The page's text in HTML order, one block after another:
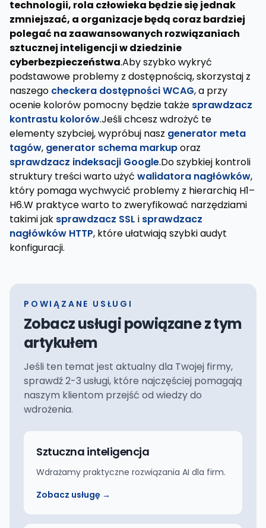
technologii, rola człowieka będzie się jednak
zmniejszać, a organizacje będą coraz bardziej
polegać na zaawansowanych rozwiązaniach
sztucznej inteligencji w dziedzinie
cyberbezpieczeństwa.Aby szybko wykryć
podstawowe problemy z dostępnością, skorzystaj z
naszego checkera dostępności WCAG, a przy
ocenie kolorów pomocny będzie także sprawdzacz
kontrastu kolorów.Jeśli chcesz wdrożyć te
elementy szybciej, wypróbuj nasz generator meta
tagów, generator schema markuporaz
sprawdzacz indeksacji Google.Do szybkiej kontroli
struktury treści warto użyć walidatora nagłówków,
który pomaga wychwycić problemy z hierarchią H1–
H6.W praktyce warto to zweryfikować narzędziami
takimi jak sprawdzacz SSL i sprawdzacz
nagłówków HTTP, które ułatwiają szybki audyt
konfiguracji.
POWIĄZANE USŁUGI
Zobacz usługi powiązane z tym
artykułem
Jeśli ten temat jest aktualny dla Twojej firmy,
sprawdź 2-3 usługi, które najczęściej pomagają
naszym klientom przejść od wiedzy do
wdrożenia.
Sztuczna inteligencja
Wdrażamy praktyczne rozwiązania AI dla firm.
Zobacz usługę →